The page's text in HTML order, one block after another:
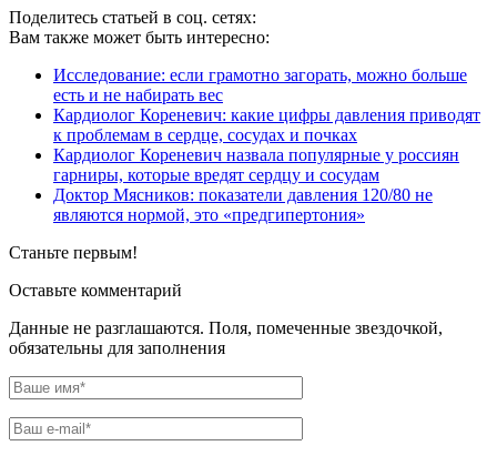
Поделитесь статьей в соц. сетях:
Вам также может быть интересно:
Исследование: если грамотно загорать, можно больше
есть и не набирать вес
Кардиолог Кореневич: какие цифры давления приводят
к проблемам в сердце, сосудах и почках
Кардиолог Кореневич назвала популярные у россиян
гарниры, которые вредят сердцу и сосудам
Доктор Мясников: показатели давления 120/80 не
являются нормой, это «предгипертония»
Станьте первым!
Оставьте комментарий
Данные не разглашаются. Поля, помеченные звездочкой,
обязательны для заполнения